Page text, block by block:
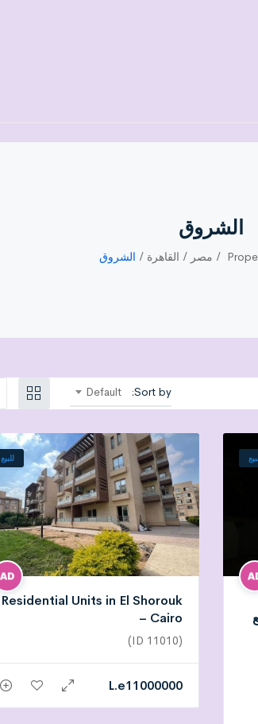
الشروق
مصر القاهرة الشروق
Sort by:
Default
للبيع
Residential Units in El Shorouk
– Cairo
(ID 11010)
L.e11000000